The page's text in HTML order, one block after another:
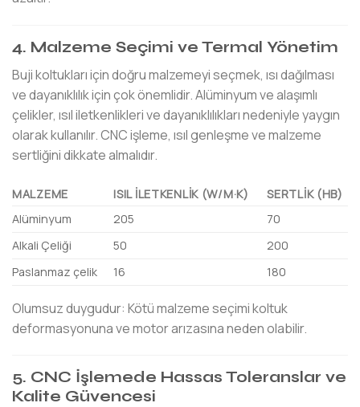
4. Malzeme Seçimi ve Termal Yönetim
Buji koltukları için doğru malzemeyi seçmek, ısı dağılması
ve dayanıklılık için çok önemlidir. Alüminyum ve alaşımlı
çelikler, ısıl iletkenlikleri ve dayanıklılıkları nedeniyle yaygın
olarak kullanılır. CNC işleme, ısıl genleşme ve malzeme
sertliğini dikkate almalıdır.
MALZEME ISIL İLETKENLIK (W/M·K)
SERTLIK (HB)
Alüminyum
205
70
Alkali Çeliği
50
200
Paslanmaz çelik
16 180
Olumsuz duygudur: Kötü malzeme seçimi koltuk
deformasyonuna ve motor arızasına neden olabilir.
5. CNC İşlemede Hassas Toleranslar ve
Kalite Güvencesi